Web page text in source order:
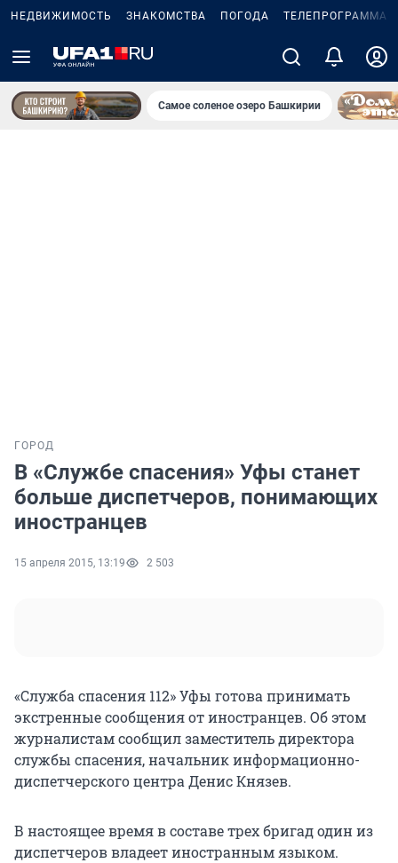
НЕДВИЖИМОСТЬ ЗНАКОМСТВА ПОГОДА ТЕЛЕПРОГРАММА
Самое соленое озеро Башкирии
ГОРОД
В «Службе спасения» Уфы станет
больше диспетчеров, понимающих
иностранцев
15 апреля 2015, 13:19 2 503
«Служба спасения 112» Уфы готова принимать
экстренные сообщения от иностранцев. Об этом
журналистам сообщил заместитель директора
службы спасения, начальник информационно-
диспетчерского центра Денис Князев.
В настоящее время в составе трех бригад один из
диспетчеров владеет иностранным языком.